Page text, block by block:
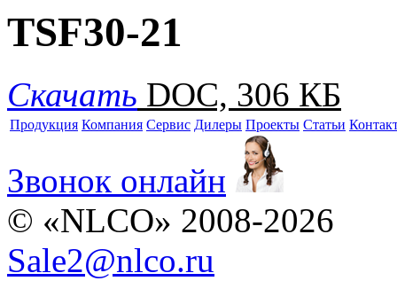
TSF30-21
Скачать DOC, 306 КБ
Продукция Компания Сервис Дилеры Проекты Статьи
Звонок онлайн
© «NLCO» 2008-2026
Sale2@nlco.ru